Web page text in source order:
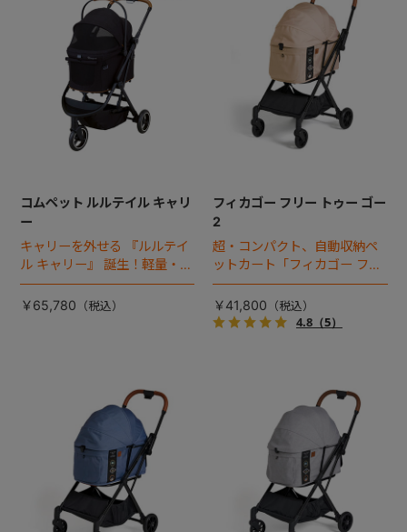
コムペット ルルテイル キャリ
ー
キャリーを外せる 『ルルテイ
ル キャリー』 誕生！軽量・コ
ンパクトな3輪ペットカート。
￥65,780
フィカゴー フリー トゥー ゴー
2
超・コンパクト、自動収納ペ
ットカート「フィカゴー フリ
ートゥーゴー」がフルモデル
チェンジ！
￥41,800
4.8（5）